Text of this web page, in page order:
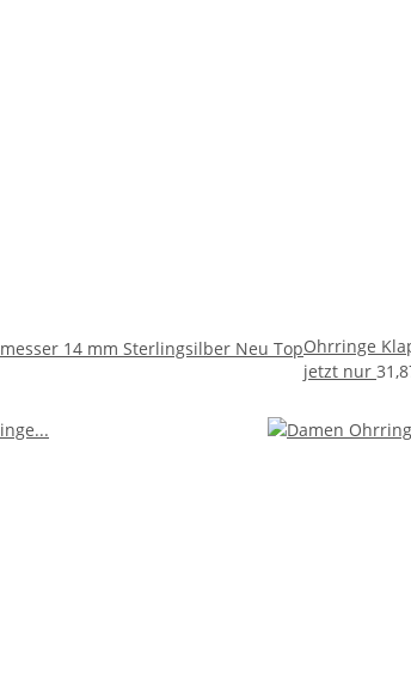
14 mm Sterlingsilber Neu TopOhrringe
jetzt nur